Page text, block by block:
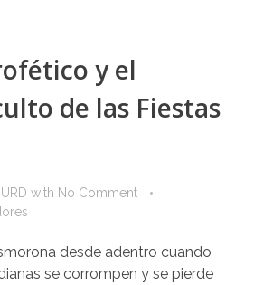
y el
de las Fiestas
URD with No Comment
desde adentro cuando
se corrompen y se pierde